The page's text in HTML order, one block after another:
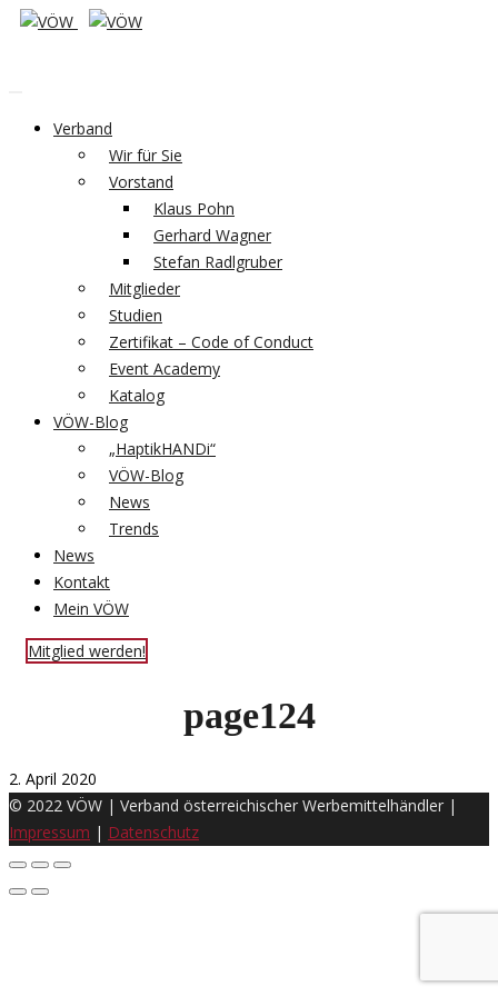
Verband
Wir für Sie
Vorstand
Klaus Pohn
Gerhard Wagner
Stefan Radlgruber
Mitglieder
Studien
Zertifikat – Code of Conduct
Event Academy
Katalog
VÖW-Blog
„HaptikHANDi“
VÖW-Blog
News
Trends
News
Kontakt
Mein VÖW
Mitglied werden!
page124
2. April 2020
© 2022 VÖW | Verband österreichischer Werbemittelhändler |
Impressum | Datenschutz